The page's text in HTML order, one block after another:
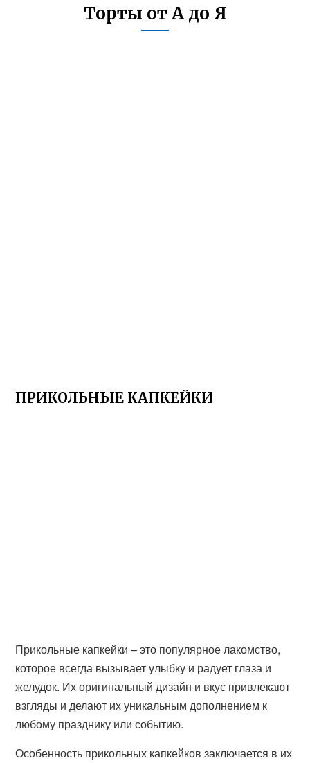
Торты от А до Я
ПРИКОЛЬНЫЕ КАПКЕЙКИ
Прикольные капкейки – это популярное лакомство,
которое всегда вызывает улыбку и радует глаза и
желудок. Их оригинальный дизайн и вкус привлекают
взгляды и делают их уникальным дополнением к
любому празднику или событию.
Особенность прикольных капкейков заключается в их